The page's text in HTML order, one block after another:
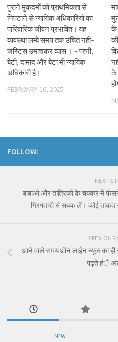
पुराने मुकदमों को प्राथमिकता से
निपटाने से न्यायिक अधिकारियों का
पारिवारिक जीवन प्रभावित। यह
व्यवस्था लम्बे समय तक उचित नहीं–
जस्टिस उमाशंकर व्यास । – पत्नी,
बेटी, दामाद और बेटा भी न्यायिक
अधिकारी है।
FEBRUARY 16, 2025
के
के
FOLLOW:
NEXT
बाबाओं और तांत्रिकों के चक्कर में फंसने
गिरफ्तारी से सबक लें। कोई ताकत
PREVIOUS
आने वाले समय ऑन लाईन न्यूज का ही
पढ़ते हंै
NEW